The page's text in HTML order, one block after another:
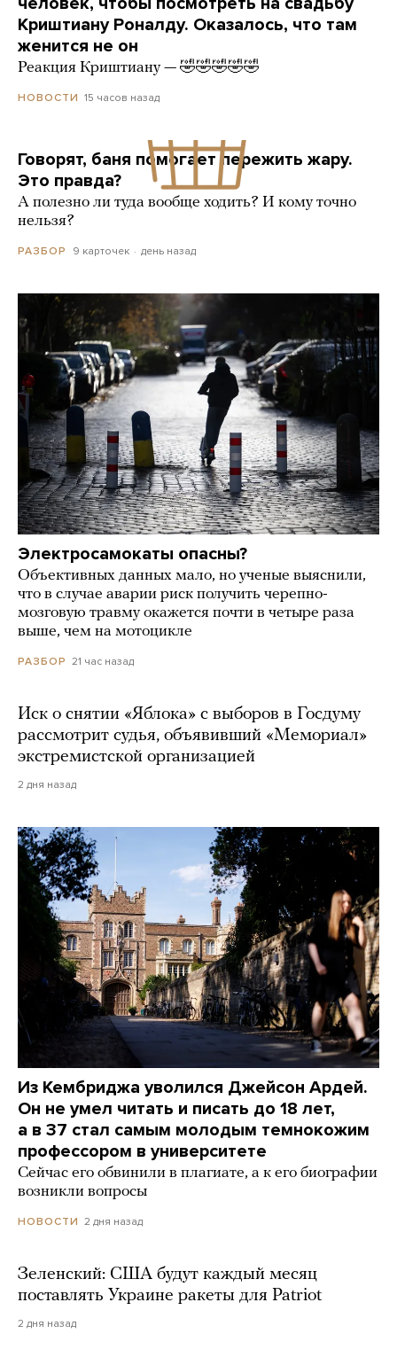
Криштиану Роналду. Оказалось, что там
женится не он
Реакция Криштиану — 🤣🤣🤣🤣🤣
НОВОСТИ 15 часов назад
Говорят, баня помогает пережить жару.
Это правда?
А полезно ли туда вообще ходить? И кому точно
нельзя?
РАЗБОР 9 карточек день назад
Электросамокаты опасны?
Объективных данных мало, но ученые выяснили,
что в случае аварии риск получить черепно-
мозговую травму окажется почти в четыре раза
выше, чем на мотоцикле
РАЗБОР 21 час назад
Иск о снятии «Яблока» с выборов в Госдуму
рассмотрит судья, объявивший «Мемориал»
экстремистской организацией
2 дня назад
Из Кембриджа уволился Джейсон Ардей.
Он не умел читать и писать до 18 лет,
а в 37 стал самым молодым темнокожим
профессором в университете
Сейчас его обвинили в плагиате, а к его биографии
возникли вопросы
НОВОСТИ 2 дня назад
Зеленский: США будут каждый месяц
поставлять Украине ракеты для Patriot
2 дня назад